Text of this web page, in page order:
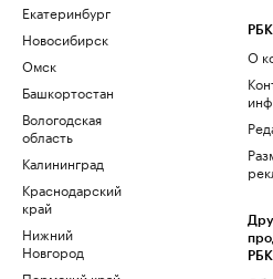
Екатеринбург
Новосибирск
Омск
Башкортостан
Вологодская
область
Калининград
Краснодарский
край
Нижний
Новгород
РБК
О
РБК